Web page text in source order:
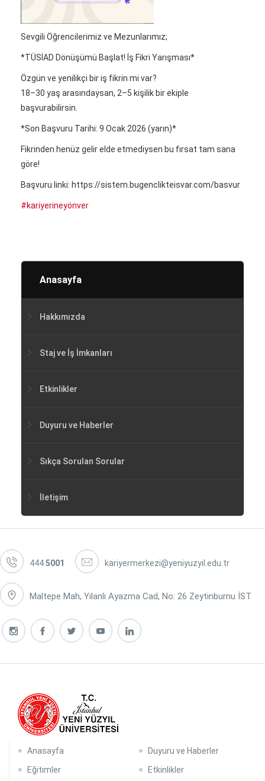
Sevgili Öğrencilerimiz ve Mezunlarımız;
*TÜSİAD Dönüşümü Başlat! İş Fikri Yarışması*
Özgün ve yenilikçi bir iş fikrin mi var?
18–30 yaş arasındaysan, 2–5 kişilik bir ekiple
başvurabilirsin.
*Son Başvuru Tarihi: 9 Ocak 2026 (yarın)*
Fikrinden henüz gelir elde etmediysen bu fırsat tam sana
göre!
Başvuru linki: https://sistem.bugenclikteisvar.com/basvur
#kariyerineyönver
Anasayfa
Hakkımızda
Staj ve İş İmkanları
Etkinlikler
Duyuru ve Haberler
Sıkça Sorulan Sorular
İletişim
4445001 kariyermerkezi@yeniyuzyil.edu.tr
Maltepe Mah, Yılanlı Ayazma Cad, No: 26 Zeytinburnu İST
Anasayfa
Duyuru ve Haberler
Eğitimler
Etkinlikler